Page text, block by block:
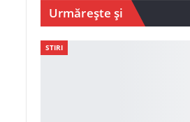
Urmărește și
STIRI